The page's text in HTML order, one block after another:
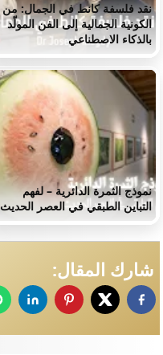
نقد فلسفة كانط في الجمال: من
الكونية الجمالية إلى الفن المولّد
بالذكاء الاصطناعي
نموذج الثمرة الدائرية – لفهم
التباين الطبقي في العصر الحديث
شارك المقال: